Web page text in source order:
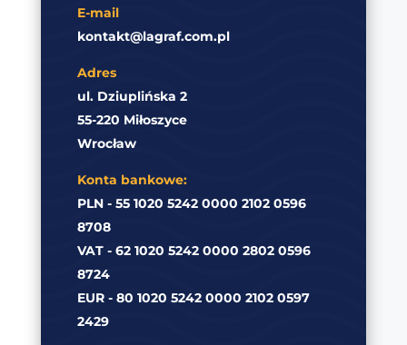
E-mail
kontakt@lagraf.com.pl
Adres
ul. Dziuplińska 2
55-220 Miłoszyce
Wrocław
Konta bankowe:
PLN - 55 1020 5242 0000 2102 0596
8708
VAT - 62 1020 5242 0000 2802 0596
8724
EUR - 80 1020 5242 0000 2102 0597
2429